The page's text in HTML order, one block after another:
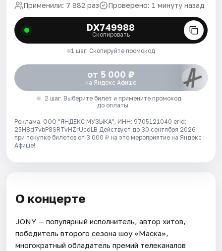
Применили: 7 882 раз Проверено: 1 минуту назад
DX749988
Скопировать
1 шаг. Скопируйте промокод
от 5 000 ₽
на Яндекс Афише
2 шаг. Выберите билет и примените промокод
до оплаты
Реклама. ООО "ЯНДЕКС МУЗЫКА", ИНН: 9705121040 erid:
25H8d7vbP8SRTvHZrUcdLB Действует до 30 сентября 2026
при покупке билетов от 3 000 ₽ на это мероприятие на Яндекс
Афише!
О концерте
JONY — популярный исполнитель, автор хитов,
победитель второго сезона шоу «Маска»,
многократный обладатель премий телеканалов